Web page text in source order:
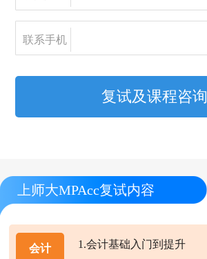
联系手机
复试及课程咨询
上师大MPAcc复试内容
会计
1.会计基础入门到提升